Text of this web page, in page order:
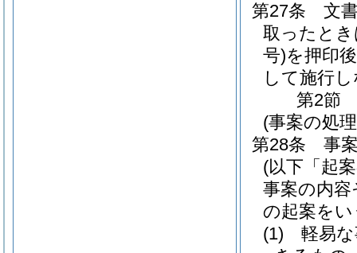
第27条
文
取ったと
号)を押印
して施行
第2節
(事案の処
第28条
事
(以下「起
事案の内
の起案を
(1)
軽易